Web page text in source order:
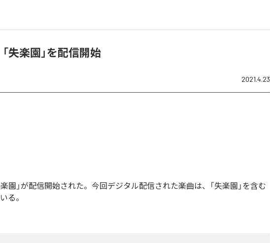
失楽園」を配信開始
2021.4.23
楽園」が配信開始された。今回デジタル配信された楽曲は、「失楽園」を含む
る。